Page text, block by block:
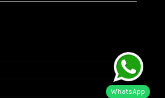
WhatsApp